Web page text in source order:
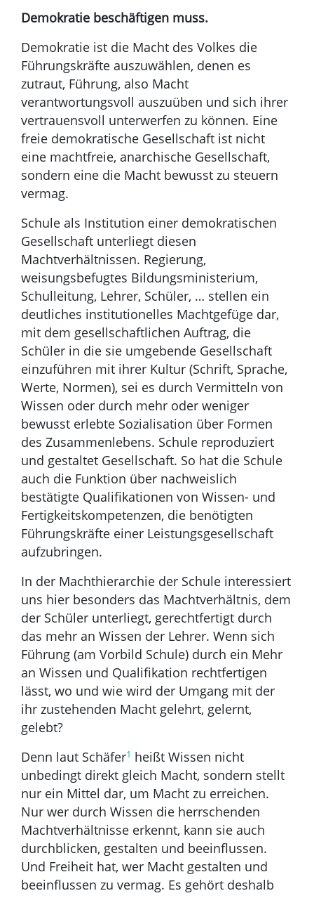
Demokratie beschäftigen muss.
Demokratie ist die Macht des Volkes die
Führungskräfte auszuwählen, denen es
zutraut, Führung, also Macht
verantwortungsvoll auszuüben und sich ihrer
vertrauensvoll unterwerfen zu können. Eine
freie demokratische Gesellschaft ist nicht
eine machtfreie, anarchische Gesellschaft,
sondern eine die Macht bewusst zu steuern
vermag.
Schule als Institution einer demokratischen
Gesellschaft unterliegt diesen
Machtverhältnissen. Regierung,
weisungsbefugtes Bildungsministerium,
Schulleitung, Lehrer, Schüler, … stellen ein
deutliches institutionelles Machtgefüge dar,
mit dem gesellschaftlichen Auftrag, die
Schüler in die sie umgebende Gesellschaft
einzuführen mit ihrer Kultur (Schrift, Sprache,
Werte, Normen), sei es durch Vermitteln von
Wissen oder durch mehr oder weniger
bewusst erlebte Sozialisation über Formen
des Zusammenlebens. Schule reproduziert
und gestaltet Gesellschaft. So hat die Schule
auch die Funktion über nachweislich
bestätigte Qualifikationen von Wissen- und
Fertigkeitskompetenzen, die benötigten
Führungskräfte einer Leistungsgesellschaft
aufzubringen.
In der Machthierarchie der Schule interessiert
uns hier besonders das Machtverhältnis, dem
der Schüler unterliegt, gerechtfertigt durch
das mehr an Wissen der Lehrer. Wenn sich
Führung (am Vorbild Schule) durch ein Mehr
an Wissen und Qualifikation rechtfertigen
lässt, wo und wie wird der Umgang mit der
ihr zustehenden Macht gelehrt, gelernt,
gelebt?
Denn laut Schäfer1 heißt Wissen nicht
unbedingt direkt gleich Macht, sondern stellt
nur ein Mittel dar, um Macht zu erreichen.
Nur wer durch Wissen die herrschenden
Machtverhältnisse erkennt, kann sie auch
durchblicken, gestalten und beeinflussen.
Und Freiheit hat, wer Macht gestalten und
beeinflussen zu vermag. Es gehört deshalb